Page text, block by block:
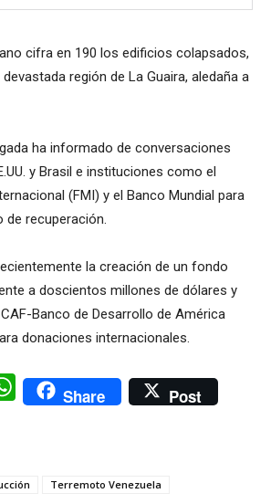
cifra en 190 los edificios colapsados,
región de La Guaira, aledaña a
ha informado de conversaciones
y Brasil e instituciones como el
(FMI) y el Banco Mundial para
de recuperación.
la creación de un fondo
a doscientos millones de dólares y
Banco de Desarrollo de América
donaciones internacionales.
WhatsAppShare Post
Terremoto Venezuela